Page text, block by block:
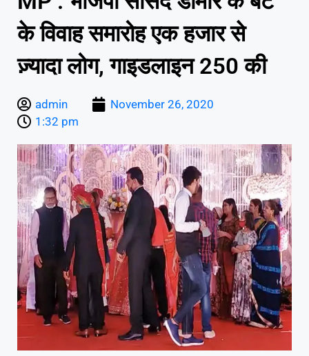
के विवाह समारोह एक हजार से
ज़्यादा लोग, गाइडलाइन 250 की
admin
November 26, 2020
1:32 pm